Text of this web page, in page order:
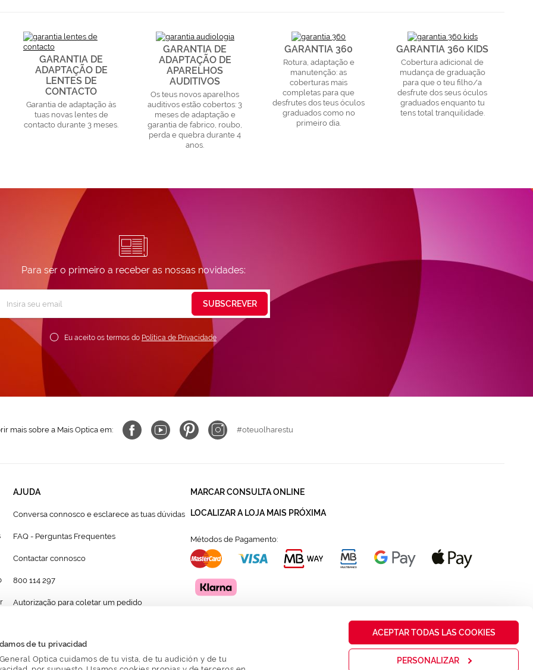
de tu privacidad
Optica cuidamos de tu vista, de tu audición y de tu
ACEPTAR TODAS LAS COOKIES
PERSONALIZAR
GARANTIA DE
ADAPTAÇÃO DE
LENTES DE
CONTACTO
Garantia de adaptação às
tuas novas lentes de
contacto durante 3 meses.
GARANTIA DE
ADAPTAÇÃO DE
APARELHOS
AUDITIVOS
Os teus novos aparelhos
auditivos estão cobertos: 3
meses de adaptação e
garantia de fabrico, roubo,
perda e quebra durante 4
anos.
GARANTIA 360
Rotura, adaptação e
manutenção: as
coberturas mais
completas para que
desfrutes dos teus óculos
graduados como no
primeiro dia.
GARANTIA 360 KIDS
Cobertura adicional de
mudança de graduação
para que o teu filho/a
desfrute dos seus óculos
graduados enquanto tu
tens total tranquilidade.
Para ser o primeiro a receber as nossas novidades:
Newsletter:
Eu aceito os termos do Política de Privacidade
SUBSCREVER
mais sobre a Mais Optica em: #oteuolharestu
AJUDA
Conversa connosco e esclarece as tuas dúvidas
FAQ - Perguntas Frequentes
Contactar connosco
800 114 297
Autorização para coletar um pedido
MARCAR CONSULTA ONLINE
LOCALIZAR A LOJA MAIS PRÓXIMA
Métodos de Pagamento: